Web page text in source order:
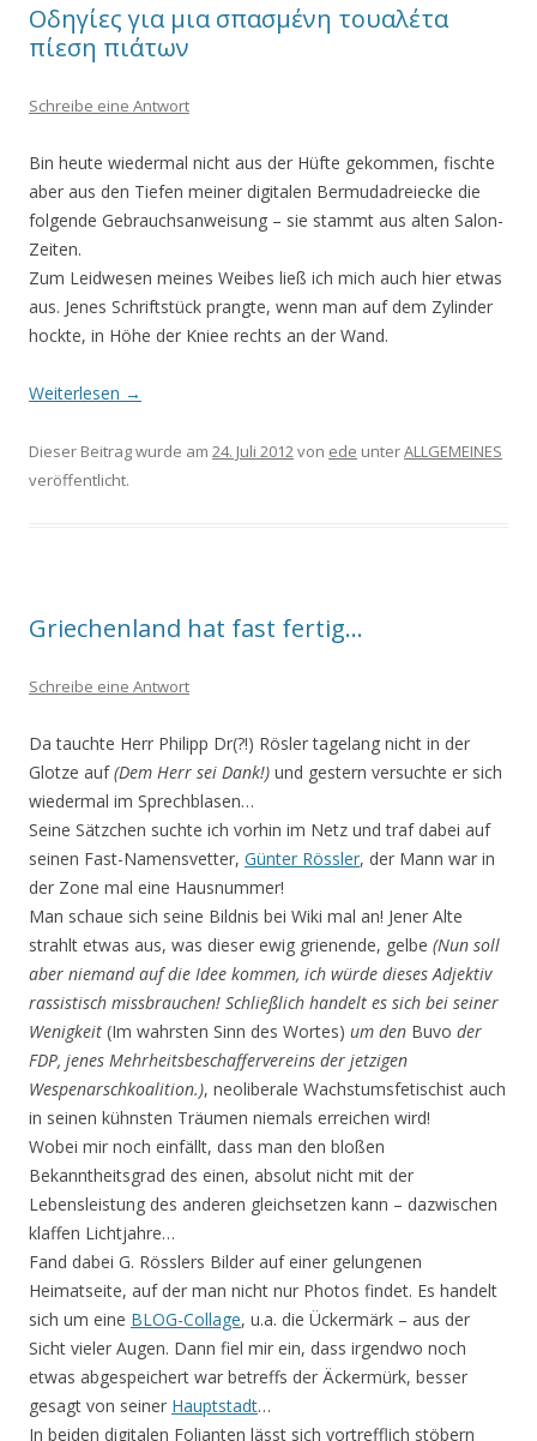
Οδηγίες για μια σπασμένη τουαλέτα
πίεση πιάτων
Schreibe eine Antwort
Bin heute wiedermal nicht aus der Hüfte gekommen, fischte
aber aus den Tiefen meiner digitalen Bermudadreiecke die
folgende Gebrauchsanweisung – sie stammt aus alten Salon-
Zeiten.
Zum Leidwesen meines Weibes ließ ich mich auch hier etwas
aus. Jenes Schriftstück prangte, wenn man auf dem Zylinder
hockte, in Höhe der Kniee rechts an der Wand.
Weiterlesen →
Dieser Beitrag wurde am 24. Juli 2012von ede unterALLGEMEINES
veröffentlicht.
Griechenland hat fast fertig…
Schreibe eine Antwort
Da tauchte Herr Philipp Dr(?!) Rösler tagelang nicht in der
Glotze auf(Dem Herr sei Dank!) und gestern versuchte er sich
wiedermal im Sprechblasen…
Seine Sätzchen suchte ich vorhin im Netz und traf dabei auf
seinen Fast-Namensvetter, Günter Rössler, der Mann war in
der Zone mal eine Hausnummer!
Man schaue sich seine Bildnis bei Wiki mal an! Jener Alte
strahlt etwas aus, was dieser ewig grienende, gelbe (Nun soll
aber niemand auf die Idee kommen, ich würde dieses Adjektiv
rassistisch missbrauchen! Schließlich handelt es sich bei seiner
Wenigkeit (Im wahrsten Sinn des Wortes) um den Buvo der
FDP, jenes Mehrheitsbeschaffervereins der jetzigen
Wespenarschkoalition.), neoliberale Wachstumsfetischist auch
in seinen kühnsten Träumen niemals erreichen wird!
Wobei mir noch einfällt, dass man den bloßen
Bekanntheitsgrad des einen, absolut nicht mit der
Lebensleistung des anderen gleichsetzen kann – dazwischen
klaffen Lichtjahre…
Fand dabei G. Rösslers Bilder auf einer gelungenen
Heimatseite, auf der man nicht nur Photos findet. Es handelt
sich um eine BLOG-Collage, u.a. die Ückermärk – aus der
Sicht vieler Augen. Dann fiel mir ein, dass irgendwo noch
etwas abgespeichert war betreffs der Äckermürk, besser
gesagt von seiner Hauptstadt…
In beiden digitalen Folianten lässt sich vortrefflich stöbern